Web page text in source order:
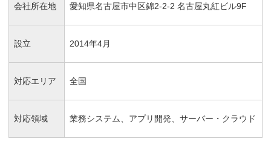
会社所在地 愛知県名古屋市中区錦2-2-2 名古屋丸紅ビル9F
設立 2014年4月
対応エリア 全国
対応領域 業務システム、アプリ開発、サーバー・クラウド